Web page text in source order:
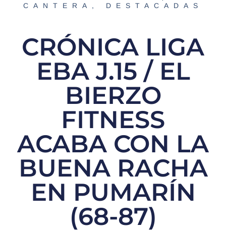
CANTERA , DESTACADAS
CRÓNICA LIGA
EBA J.15 / EL
BIERZO
FITNESS
ACABA CON LA
BUENA RACHA
EN PUMARÍN
(68-87)